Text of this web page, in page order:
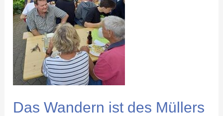
Das Wandern ist des Müllers
Müllers
Lust